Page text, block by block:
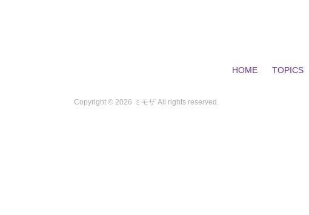
HOME TOPICS
Copyright © 2026 ミモザ All rights reserved.